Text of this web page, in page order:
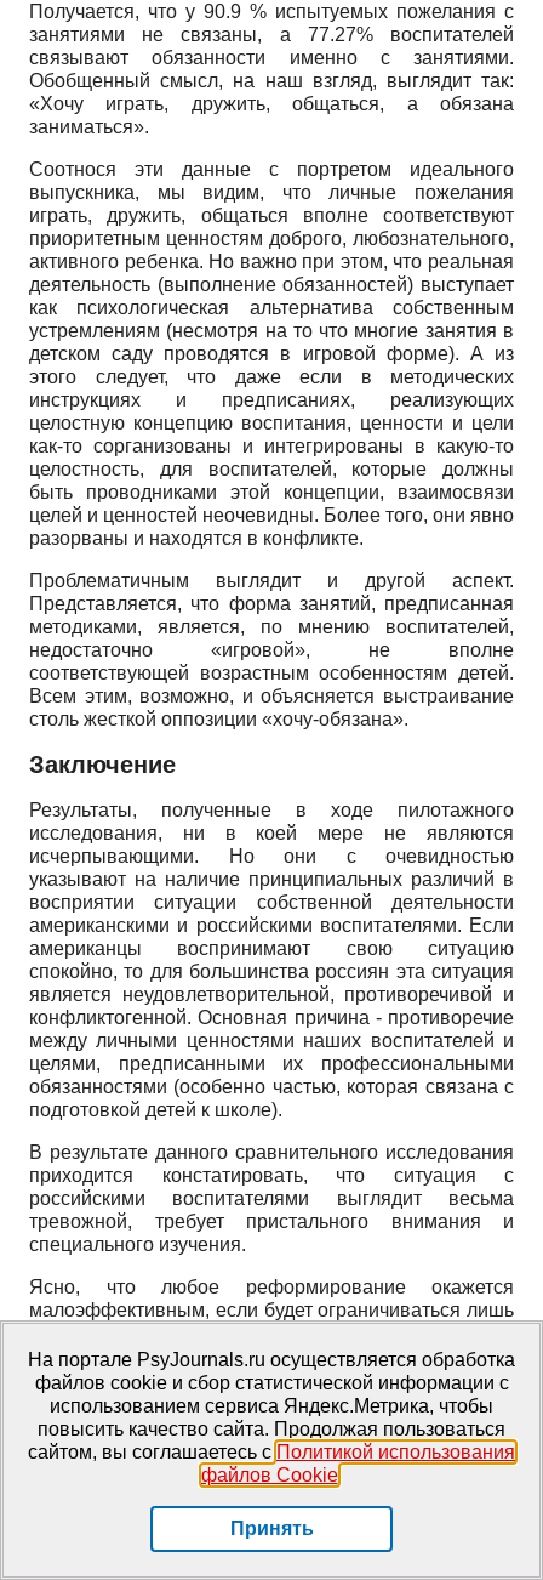
Получается, что у 90.9 % испытуемых пожелания с
занятиями не связаны, а 77.27% воспитателей
связывают обязанности именно с занятиями.
Обобщенный смысл, на наш взгляд, выглядит так:
«Хочу играть, дружить, общаться, а обязана
заниматься».
Соотнося эти данные с портретом идеального
выпускника, мы видим, что личные пожелания
играть, дружить, общаться вполне соответствуют
приоритетным ценностям доброго, любознательного,
активного ребенка. Но важно при этом, что реальная
деятельность (выполнение обязанностей) выступает
как психологическая альтернатива собственным
устремлениям (несмотря на то что многие занятия в
детском саду проводятся в игровой форме). А из
этого следует, что даже если в методических
инструкциях и предписаниях, реализующих
целостную концепцию воспитания, ценности и цели
как-то сорганизованы и интегрированы в какую-то
целостность, для воспитателей, которые должны
быть проводниками этой концепции, взаимосвязи
целей и ценностей неочевидны. Более того, они явно
разорваны и находятся в конфликте.
Проблематичным выглядит и другой аспект.
Представляется, что форма занятий, предписанная
методиками, является, по мнению воспитателей,
недостаточно «игровой», не вполне
соответствующей возрастным особенностям детей.
Всем этим, возможно, и объясняется выстраивание
столь жесткой оппозиции «хочу-обязана».
Заключение
Результаты, полученные в ходе пилотажного
исследования, ни в коей мере не являются
исчерпывающими. Но они с очевидностью
указывают на наличие принципиальных различий в
восприятии ситуации собственной деятельности
американскими и российскими воспитателями. Если
американцы воспринимают свою ситуацию
спокойно, то для большинства россиян эта ситуация
является неудовлетворительной, противоречивой и
конфликтоген­ной. Основная причина - противоречие
между личными ценностями наших воспитателей и
целями, предписанными их профессиональными
обязанностями (особенно частью, которая связана с
подготовкой детей к школе).
В результате данного сравнительного исследования
приходится констатировать, что ситуация с
российскими воспитателями выглядит весьма
тревожной, требует пристального внимания и
специального изучения.
Ясно, что любое реформирование окажется
малоэффективным, если будет ограничиваться лишь
будет обеспечивать адекватного понимания и
«принятия» предписанных целей и средств
воспитателями как согласованных с их ценностями и
представлениями о «благом и должном».
Полученные данные позволяют сделать вывод о
продуктивности использования проективных методик
в исследованиях данного комплекса проблем, как,
впрочем, и о необходимости дополнения и
На портале PsyJournals.ru осуществляется обработка
файлов cookie и сбор статистической информации с
использованием сервиса Яндекс.Метрика, чтобы
повысить качество сайта. Продолжая пользоваться
сайтом, вы соглашаетесь с Политикой использования
файлов Cookie.
Принять